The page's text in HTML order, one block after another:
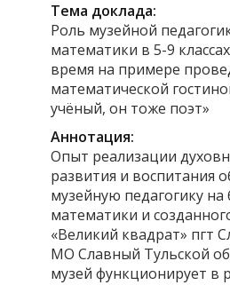
Тема доклада:
Роль музейной
математики в 5-9
время на примере
математической
учёный, он тоже поэт»
Аннотация:
Опыт реализации
развития и воспитания
музейную педагогику на
математики и
«Великий квадрат»
МО Славный Тульской
музей функционирует в